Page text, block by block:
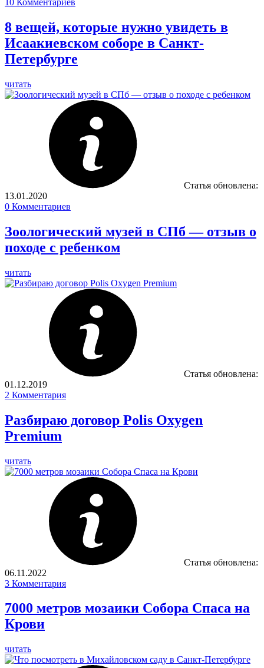
10 Комментариев
8 вещей, которые нужно увидеть в
Исаакиевском соборе в Санкт-
Петербурге
читать
Статья обновлена:
13.01.2020
0 Комментариев
Зоологический музей в СПб — отзыв о
походе с ребенком
читать
Статья обновлена:
01.12.2019
2 Комментария
Разбираю договор Polis Oxygen
Premium
читать
Статья обновлена:
06.11.2022
3 Комментария
7000 метров мозаики Собора Спаса на
Крови
читать